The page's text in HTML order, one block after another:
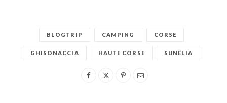
BLOGTRIP CAMPING CORSE
GHISONACCIA HAUTE CORSE SUNÊLIA